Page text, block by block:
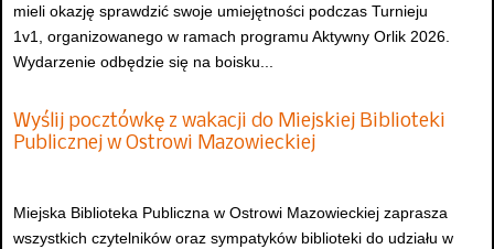
mieli okazję sprawdzić swoje umiejętności podczas Turnieju
1v1, organizowanego w ramach programu Aktywny Orlik 2026.
Wydarzenie odbędzie się na boisku...
Wyślij pocztówkę z wakacji do Miejskiej Biblioteki
Publicznej w Ostrowi Mazowieckiej
Miejska Biblioteka Publiczna w Ostrowi Mazowieckiej zaprasza
wszystkich czytelników oraz sympatyków biblioteki do udziału w